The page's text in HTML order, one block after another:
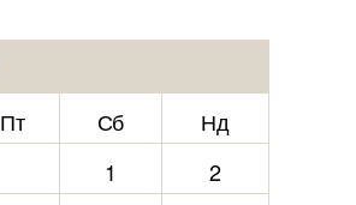
Пт Сб
Нд
1
2